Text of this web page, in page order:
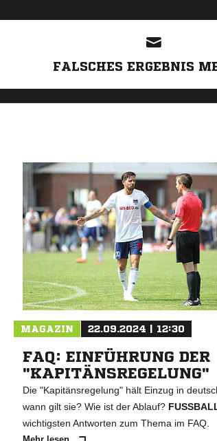
FALSCHES ERGEBNIS
MAGAZIN 22.09.2024 | 12:30
FAQ: EINFÜHRUNG DER
"KAPITÄNSREGELUNG"
Die "Kapitänsregelung" hält Einzug in
wann gilt sie? Wie ist der Ablauf?
wichtigsten Antworten zum Thema im FAQ.